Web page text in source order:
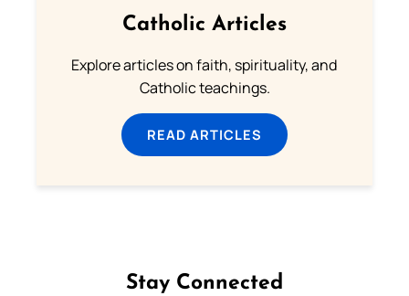
Catholic Articles
Explore articles on faith, spirituality, and
Catholic teachings.
READ ARTICLES
Stay Connected